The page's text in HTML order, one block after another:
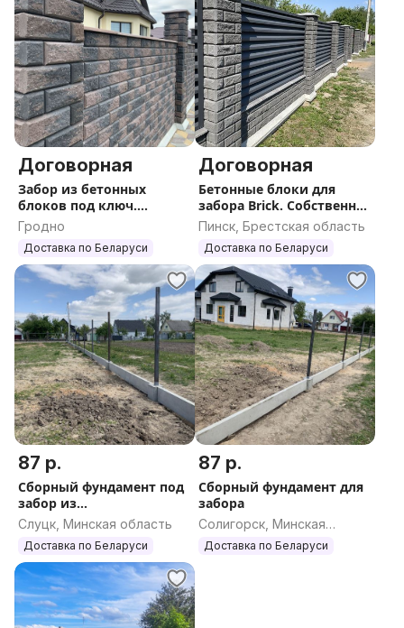
Договорная
Забор из бетонных
блоков под ключ.
Наборные блоки для
столбов забора BRICK.
Собственно
производство.
Гродно
Доставка по Беларуси
Договорная
Бетонные блоки для
забора Brick. Собственно
производство. Монтаж
под ключ.
Пинск, Брестская область
Доставка по Беларуси
87 р.
Сборный фундамент под
забор из
металлоштакетника,
профнастила.
Слуцк, Минская область
Доставка по Беларуси
87 р.
Сборный фундамент для
забора
Солигорск, Минская
область
Доставка по Беларуси